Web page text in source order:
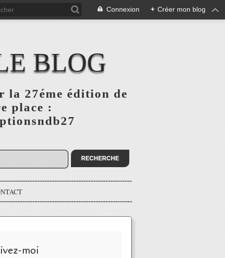
Connexion + Créer mon blog
BLOG
la 27éme édition de
place :
moi